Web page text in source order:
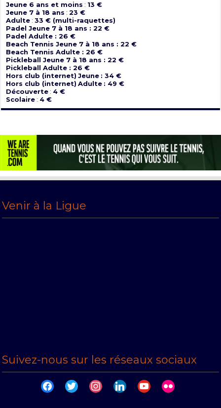
Jeune 6 ans et moins : 13 €
Jeune 7 à 18 ans :23 €
Adulte :33 € (multi-raquettes)
Padel Jeune 7 à 18 ans : 22 €
Padel Adulte : 26 €
Beach Tennis Jeune 7 à 18 ans : 22 €
Beach Tennis Adulte : 26 €
Pickleball Jeune 7 à 18 ans : 22 €
Pickleball Adulte : 26 €
Hors club (internet) Jeune : 34 €
Hors club (internet) Adulte : 49 €
Découverte : 4 €
Scolaire : 4 €
Venir à la Ligue
Suivez-nous sur les réseaux sociaux
facebooktwitter instagramlinkedinyoutubeflickr